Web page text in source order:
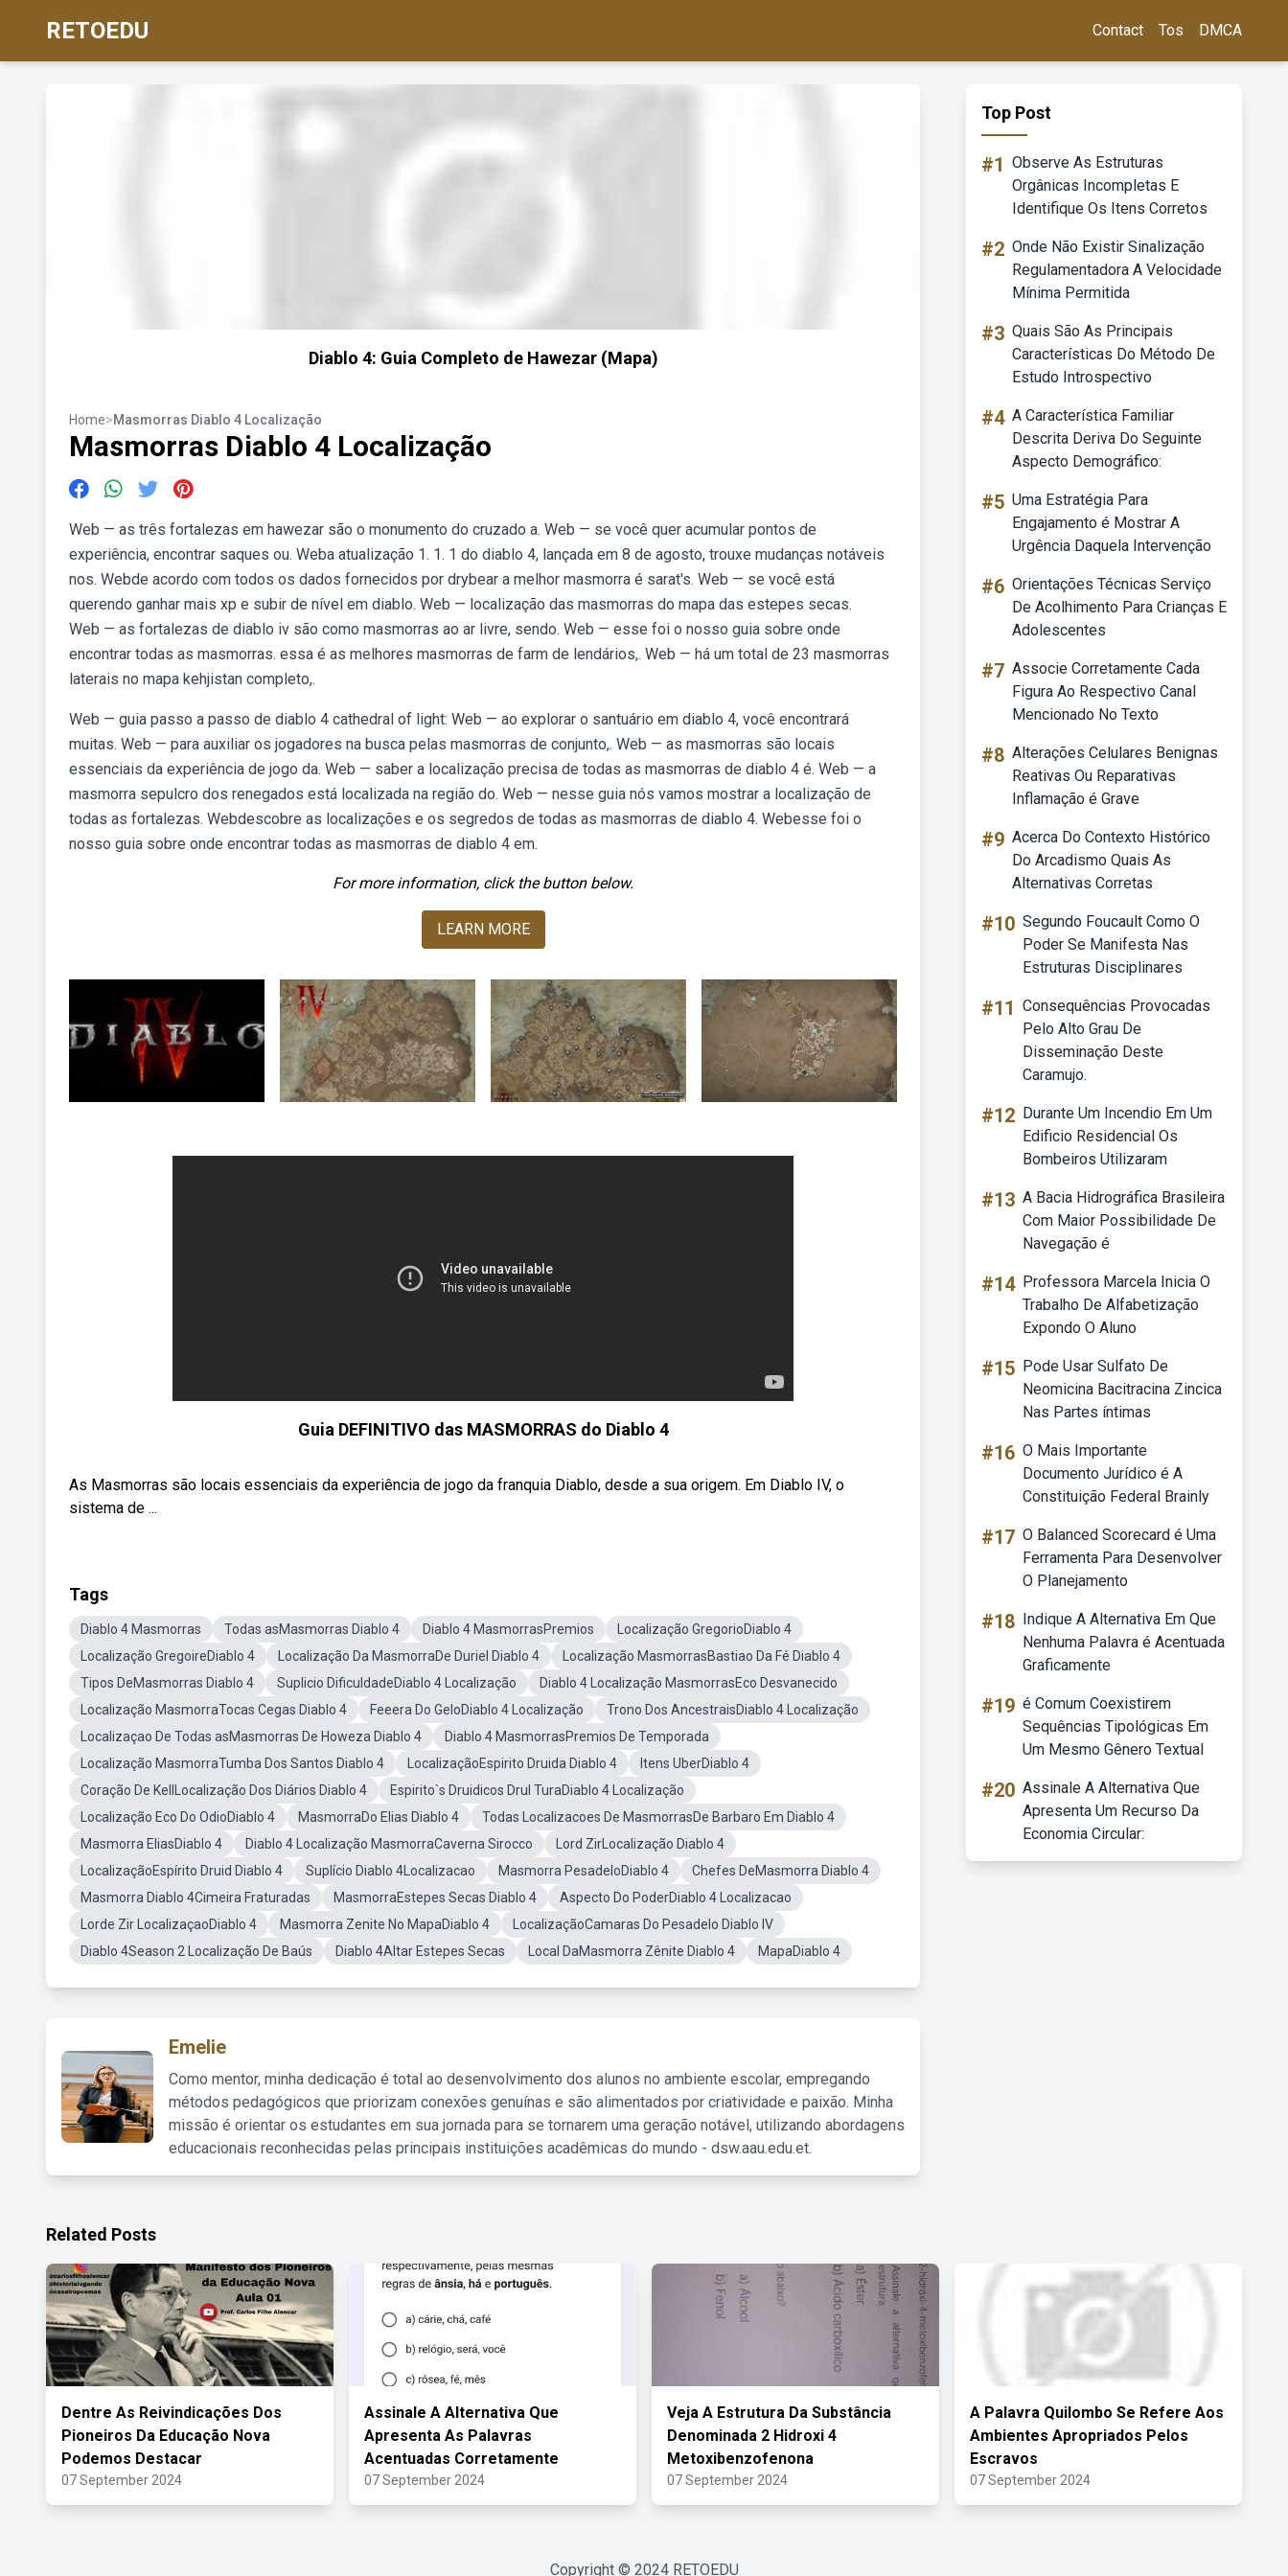
RETOEDU Contact Tos DMCA
Diablo 4: Guia Completo de Hawezar (Mapa)
Home>Masmorras Diablo 4 Localização
Masmorras Diablo 4 Localização
Web — as três fortalezas em hawezar são o monumento do cruzado a. Web — se você quer acumular pontos de
experiência, encontrar saques ou. Weba atualização 1. 1. 1 do diablo 4, lançada em 8 de agosto, trouxe mudanças notáveis
nos. Webde acordo com todos os dados fornecidos por drybear a melhor masmorra é sarat's. Web — se você está
querendo ganhar mais xp e subir de nível em diablo. Web — localização das masmorras do mapa das estepes secas.
Web — as fortalezas de diablo iv são como masmorras ao ar livre, sendo. Web — esse foi o nosso guia sobre onde
encontrar todas as masmorras. ️essa é as melhores masmorras de farm de lendários,. Web — há um total de 23 masmorras
laterais no mapa kehjistan completo,.
Web — guia passo a passo de diablo 4 cathedral of light: Web — ao explorar o santuário em diablo 4, você encontrará
muitas. Web — para auxiliar os jogadores na busca pelas masmorras de conjunto,. Web — as masmorras são locais
essenciais da experiência de jogo da. Web — saber a localização precisa de todas as masmorras de diablo 4 é. Web — a
masmorra sepulcro dos renegados está localizada na região do. Web — nesse guia nós vamos mostrar a localização de
todas as fortalezas. Webdescobre as localizações e os segredos de todas as masmorras de diablo 4. Webesse foi o
nosso guia sobre onde encontrar todas as masmorras de diablo 4 em.
For more information, click the button below.
LEARN MORE
Guia DEFINITIVO das MASMORRAS do Diablo 4
As Masmorras são locais essenciais da experiência de jogo da franquia Diablo, desde a sua origem. Em Diablo IV, o
sistema de ...
Tags
Diablo 4 Masmorras Todas asMasmorras Diablo 4 Diablo 4 MasmorrasPremios
Localização GregorioDiablo 4
Localização GregoireDiablo 4
Localização Da MasmorraDe Duriel Diablo 4
Localização MasmorrasBastiao Da Fé Diablo 4
Tipos DeMasmorras Diablo 4
Suplicio DificuldadeDiablo 4 Localização
Diablo 4 Localização MasmorrasEco Desvanecido
Localização MasmorraTocas Cegas Diablo 4
Feeera Do GeloDiablo 4 Localização
Trono Dos AncestraisDiablo 4 Localização
Localizaçao De Todas asMasmorras De Howeza Diablo 4
Diablo 4 MasmorrasPremios De Temporada
Localização MasmorraTumba Dos Santos Diablo 4
LocalizaçãoEspirito Druida Diablo 4
Itens UberDiablo 4
Coração De KellLocalização Dos Diários Diablo 4
Espirito`s Druidicos Drul TuraDiablo 4 Localização
Localização Eco Do OdioDiablo 4
MasmorraDo Elias Diablo 4
Todas Localizacoes De MasmorrasDe Barbaro Em Diablo 4
Masmorra EliasDiablo 4
Diablo 4 Localização MasmorraCaverna Sirocco
Lord ZirLocalização Diablo 4
LocalizaçãoEspírito Druid Diablo 4
Suplício Diablo 4Localizacao Masmorra PesadeloDiablo 4
Chefes DeMasmorra Diablo 4
Masmorra Diablo 4Cimeira Fraturadas
MasmorraEstepes Secas Diablo 4
Aspecto Do PoderDiablo 4 Localizacao
Lorde Zir LocalizaçaoDiablo 4
Masmorra Zenite No MapaDiablo 4
LocalizaçãoCamaras Do Pesadelo Diablo IV
Diablo 4Season 2 Localização De Baús
Diablo 4Altar Estepes Secas Local DaMasmorra Zênite Diablo 4 MapaDiablo 4
Emelie
Como mentor, minha dedicação é total ao desenvolvimento dos alunos no ambiente escolar, empregando
métodos pedagógicos que priorizam conexões genuínas e são alimentados por criatividade e paixão. Minha
missão é orientar os estudantes em sua jornada para se tornarem uma geração notável, utilizando abordagens
educacionais reconhecidas pelas principais instituições acadêmicas do mundo - dsw.aau.edu.et.
Top Post
#1 Observe As Estruturas
Orgânicas Incompletas E
Identifique Os Itens Corretos
#2 Onde Não Existir Sinalização
Regulamentadora A Velocidade
Mínima Permitida
#3 Quais São As Principais
Características Do Método De
Estudo Introspectivo
#4 A Característica Familiar
Descrita Deriva Do Seguinte
Aspecto Demográfico:
#5 Uma Estratégia Para
Engajamento é Mostrar A
Urgência Daquela Intervenção
#6 Orientações Técnicas Serviço
De Acolhimento Para Crianças E
Adolescentes
#7 Associe Corretamente Cada
Figura Ao Respectivo Canal
Mencionado No Texto
#8 Alterações Celulares Benignas
Reativas Ou Reparativas
Inflamação é Grave
#9 Acerca Do Contexto Histórico
Do Arcadismo Quais As
Alternativas Corretas
#10 Segundo Foucault Como O
Poder Se Manifesta Nas
Estruturas Disciplinares
#11 Consequências Provocadas
Pelo Alto Grau De
Disseminação Deste
Caramujo.
#12 Durante Um Incendio Em Um
Edificio Residencial Os
Bombeiros Utilizaram
#13 A Bacia Hidrográfica Brasileira
Com Maior Possibilidade De
Navegação é
#14 Professora Marcela Inicia O
Trabalho De Alfabetização
Expondo O Aluno
#15 Pode Usar Sulfato De
Neomicina Bacitracina Zincica
Nas Partes íntimas
#16 O Mais Importante
Documento Jurídico é A
Constituição Federal Brainly
#17 O Balanced Scorecard é Uma
Ferramenta Para Desenvolver
O Planejamento
#18 Indique A Alternativa Em Que
Nenhuma Palavra é Acentuada
Graficamente
#19 é Comum Coexistirem
Sequências Tipológicas Em
Um Mesmo Gênero Textual
#20 Assinale A Alternativa Que
Apresenta Um Recurso Da
Economia Circular:
Related Posts
Dentre As Reivindicações Dos
Pioneiros Da Educação Nova
Podemos Destacar
07 September 2024
Assinale A Alternativa Que
Apresenta As Palavras
Acentuadas Corretamente
07 September 2024
Veja A Estrutura Da Substância
Denominada 2 Hidroxi 4
Metoxibenzofenona
07 September 2024
A Palavra Quilombo Se Refere Aos
Ambientes Apropriados Pelos
Escravos
07 September 2024
Copyright © 2024 RETOEDU